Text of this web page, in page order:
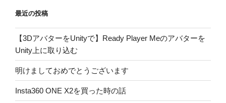
最近の投稿
【3DアバターをUnityで】Ready Player Meのアバターを
Unity上に取り込む
明けましておめでとうございます
Insta360 ONE X2を買った時の話